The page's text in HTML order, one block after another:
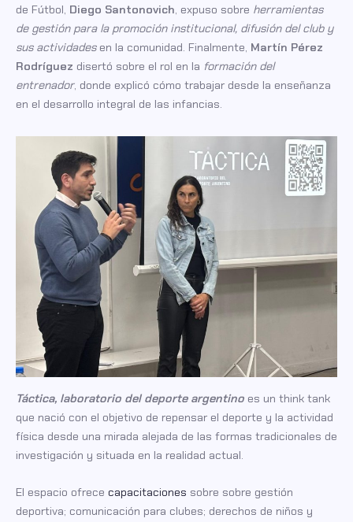
de Fútbol, Diego Santonovich, expuso sobre herramientas
de gestión para la promoción institucional, difusión del club y
sus actividadesen la comunidad. Finalmente, Martín Pérez
Rodríguez disertó sobre el rol en la formación del
entrenador, donde explicó cómo trabajar desde la enseñanza
en el desarrollo integral de las infancias.
Táctica, laboratorio del deporte argentino es un think tank
que nació con el objetivo de repensar el deporte y la actividad
física desde una mirada alejada de las formas tradicionales de
investigación y situada en la realidad actual.
El espacio ofrece capacitaciones sobre sobre gestión
deportiva; comunicación para clubes; derechos de niños y